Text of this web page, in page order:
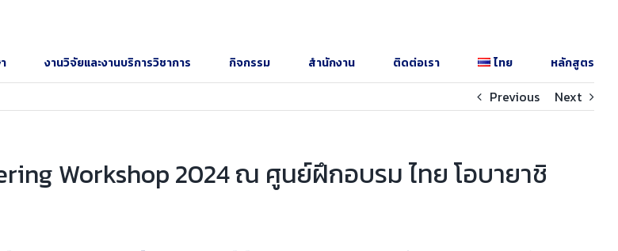
งานวิจัยและงานบริการวิชาการ กิจกรรม สำนักงาน ติดต่อเรา ไทย หลักสูตร
Previous Next
Workshop 2024 ณ ศูนย์ฝึกอบรม ไทย โอบายาชิ